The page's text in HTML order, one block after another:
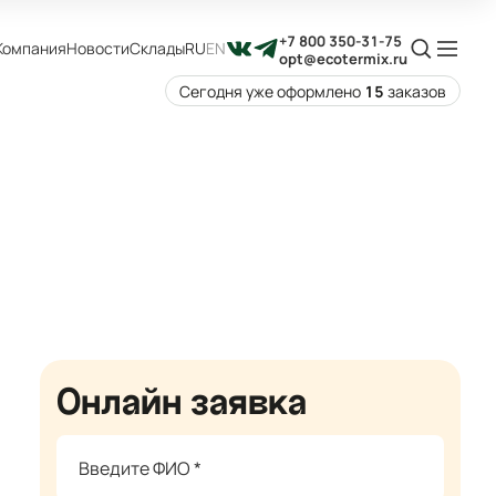
НовостиСкладыRUEN
+7 800 350-31-75
opt@ecotermix.ru
Сегодня уже оформлено 15 заказов
Онлайн заявка